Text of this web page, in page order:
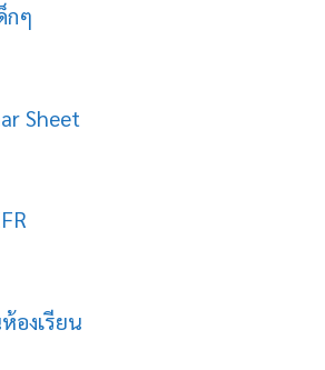
กๆ
Sheet
องเรียน